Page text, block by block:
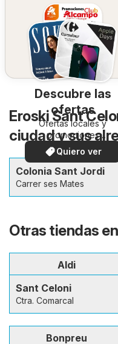
Descubre las
ofertas
Ofertas locales y
promociones
especiales.
Quiero ver
Eroski Sant
ciudad y sus
Colonia Sant Jordi
Carrer ses Mates
Otras tiendas
Aldi
Sant Celoni
Ctra. Comarcal
Bonpreu